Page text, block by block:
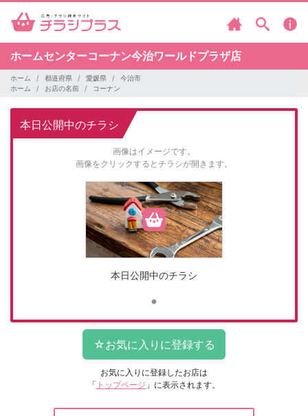
ホームセンターコーナン今治ワールドプラザ店
ホーム 都道府県 愛媛県
今治市
ホーム
お店の名前 コーナン
本日公開中のチラシ
画像はイメージです。
画像をクリックするとチラシが開きます。
本日公開中のチラシ
お気に入りに登録したお店は
「 トップページ 」に表示されます。